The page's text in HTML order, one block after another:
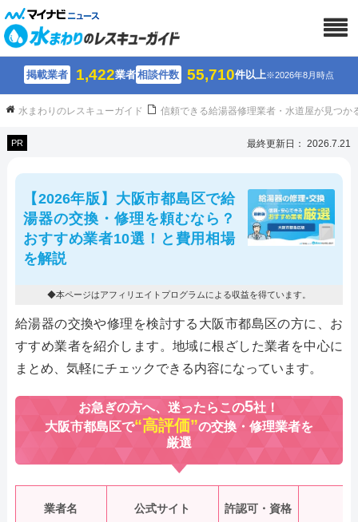
掲載業者 1,422業者相談件数 55,710件以上※2026年8月時点
水まわりのレスキューガイド 信頼できる給湯器修理業者・水道屋が見つか
PR 最終更新日： 2026.7.21
【2026年版】大阪市都島区で給
湯器の交換・修理を頼むなら？
おすすめ業者10選！と費用相場
を解説
◆本ページはアフィリエイトプログラムによる収益を得ています。
給湯器の交換や修理を検討する大阪市都島区の方に、お
すすめ業者を紹介します。地域に根ざした業者を中心に
まとめ、気軽にチェックできる内容になっています。
お急ぎの方へ、迷ったらこの5社！
大阪市都島区で“高評価”の交換・修理業者を
厳選
業者名 公式サイト 許認可・資格